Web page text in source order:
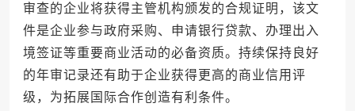
审查的企业将获得主管机构颁发的合规证明，该文
件是企业参与政府采购、申请银行贷款、办理出入
境签证等重要商业活动的必备资质。持续保持良好
的年审记录还有助于企业获得更高的商业信用评
级，为拓展国际合作创造有利条件。